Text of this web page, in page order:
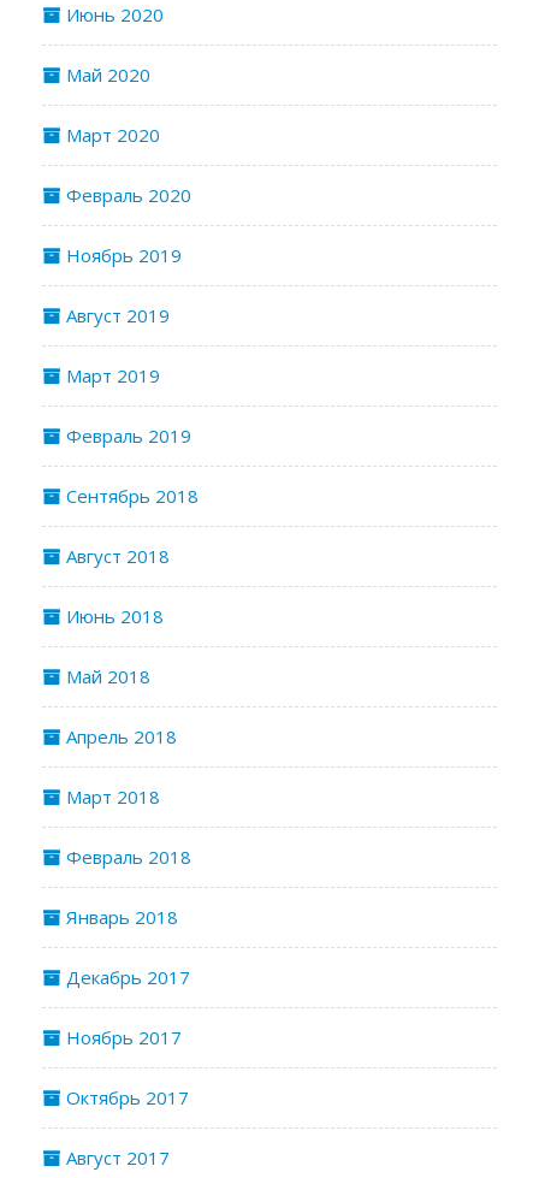
Июнь 2020
Май 2020
Март 2020
Февраль 2020
Ноябрь 2019
Август 2019
Март 2019
Февраль 2019
Сентябрь 2018
Август 2018
Июнь 2018
Май 2018
Апрель 2018
Март 2018
Февраль 2018
Январь 2018
Декабрь 2017
Ноябрь 2017
Октябрь 2017
Август 2017